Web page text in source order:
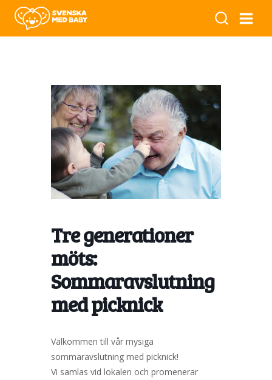
Tre generationer
möts:
Sommaravslutning
med picknick
Välkommen till vår mysiga
sommaravslutning med picknick!
Vi samlas vid lokalen och promenerar